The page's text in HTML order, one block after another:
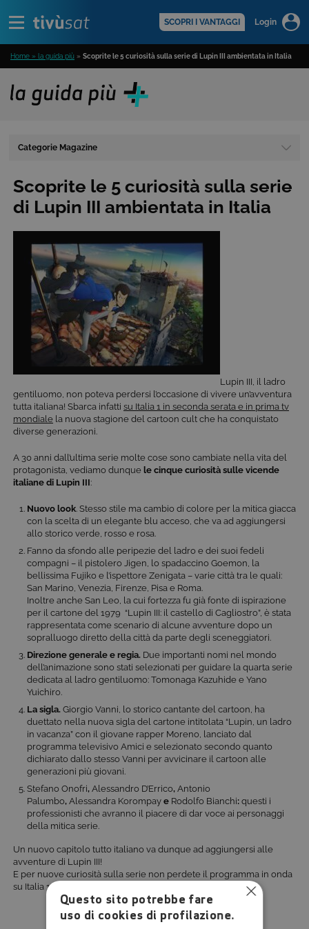
SCOPRI I VANTAGGI Login
Home » la guida più » Scoprite le 5 curiosità sulla serie di Lupin III ambientata in Italia
Categorie Magazine
Scoprite le 5 curiosità sulla serie
di Lupin III ambientata in Italia
Lupin III, il ladro
gentiluomo, non poteva perdersi l’occasione di vivere un’avventura
tutta italiana! Sbarca infatti su Italia 1 in seconda serata e in prima tv
mondiale la nuova stagione del cartoon cult che ha conquistato
diverse generazioni.
A 30 anni dall’ultima serie molte cose sono cambiate nella vita del
protagonista, vediamo dunque le cinque curiosità sulle vicende
italiane di Lupin III:
Nuovo look . Stesso stile ma cambio di colore per la mitica giacca
con la scelta di un elegante blu acceso, che va ad aggiungersi
allo storico verde, rosso e rosa.
Fanno da sfondo alle peripezie del ladro e dei suoi fedeli
compagni – il pistolero Jigen, lo spadaccino Goemon, la
bellissima Fujiko e l’ispettore Zenigata – varie città tra le quali:
San Marino, Venezia, Firenze, Pisa e Roma.
Inoltre anche San Leo, la cui fortezza fu già fonte di ispirazione
per il cartone del 1979 “Lupin III: il castello di Cagliostro”, è stata
rappresentata come scenario di alcune avventure dopo un
sopralluogo diretto della città da parte degli sceneggiatori.
Direzione generale e regia. Due importanti nomi nel mondo
dell’animazione sono stati selezionati per guidare la quarta serie
dedicata al ladro gentiluomo: Tomonaga Kazuhide e Yano
Yuichiro.
La sigla. Giorgio Vanni, lo storico cantante del cartoon, ha
duettato nella nuova sigla del cartone intitolata “Lupin, un ladro
in vacanza” con il giovane rapper Moreno, lanciato dal
programma televisivo Amici e selezionato secondo quanto
dichiarato dallo stesso Vanni per avvicinare il cartoon alle
generazioni più giovani.
Stefano Onofri, Alessandro D’Errico, Antonio
Palumbo, Alessandra Korompay e Rodolfo Bianchi: questi i
professionisti che avranno il piacere di dar voce ai personaggi
della mitica serie.
Un nuovo capitolo tutto italiano va dunque ad aggiungersi alle
avventure di Lupin III!
E per nuove curiosità sulla serie non perdete il programma in onda
su Italia 1 e continuate a seguire la nostra Guida Più di Tivù.
Questo sito potrebbe fare
uso di cookies di profilazione.